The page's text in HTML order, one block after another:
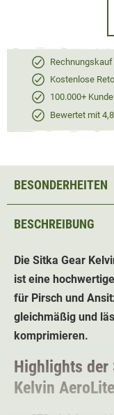
Kostenlose
100.000+
Bewertet mit
BESCHREIBUNG
Die Sitka Gear
ist eine
für Pirsch und
gleichmäßig und
komprimieren.
Highlights der
Kelvin
BESONDERHEITEN